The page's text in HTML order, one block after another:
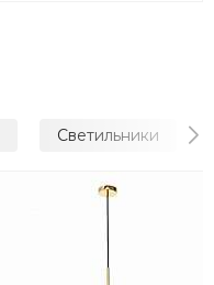
Светильники